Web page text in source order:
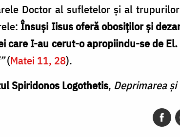
Doctor al sufletelor și al
Însuși Iisus oferă obosiților și
care I-au cerut-o apropiindu-se de El.
(Matei 11, 28).
Spiridonos Logothetis, Deprimarea